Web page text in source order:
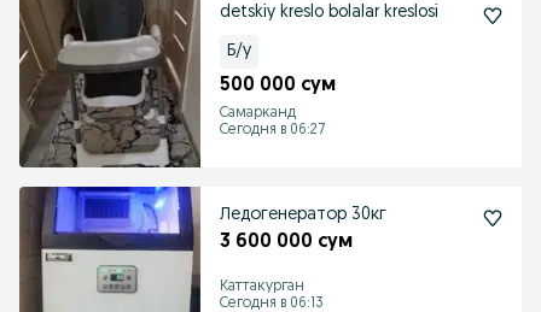
detskiy kreslo bolalar kreslosi
Б/у
500 000 сум
Самарканд
Сегодня в 06:27
Ледогенератор 30кг
3 600 000 сум
Каттакурган
Сегодня в 06:13